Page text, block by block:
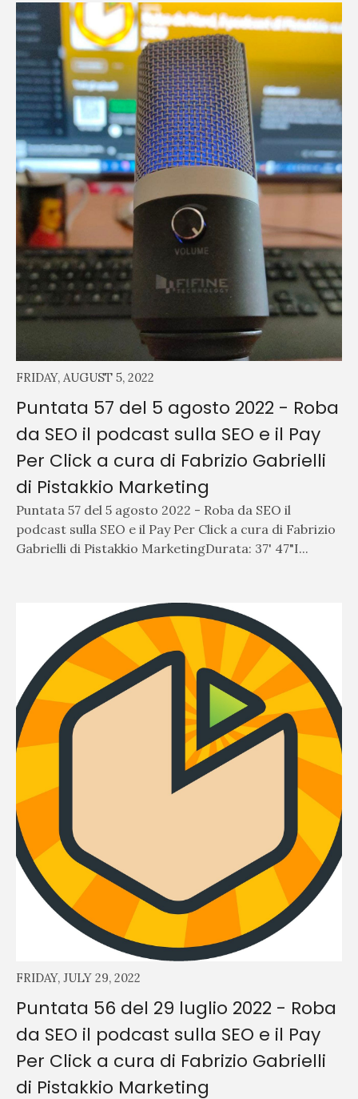
FRIDAY, AUGUST 5, 2022
Puntata 57 del 5 agosto 2022 - Roba
da SEO il podcast sulla SEO e il Pay
Per Click a cura di Fabrizio Gabrielli
di Pistakkio Marketing
Puntata 57 del 5 agosto 2022 - Roba da SEO il
podcast sulla SEO e il Pay Per Click a cura di Fabrizio
Gabrielli di Pistakkio MarketingDurata: 37' 47"I...
FRIDAY, JULY 29, 2022
Puntata 56 del 29 luglio 2022 - Roba
da SEO il podcast sulla SEO e il Pay
Per Click a cura di Fabrizio Gabrielli
di Pistakkio Marketing